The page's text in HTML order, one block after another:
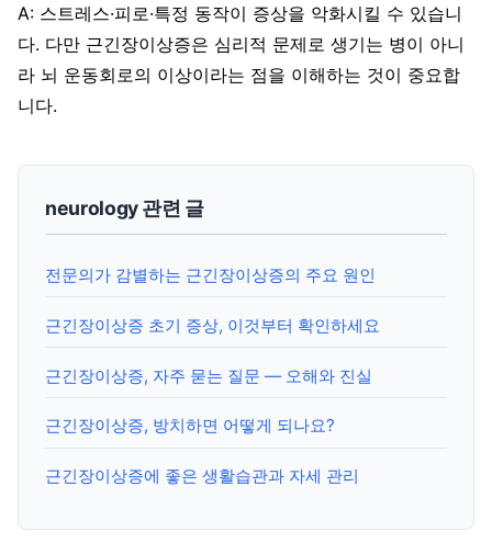
A: 스트레스·피로·특정 동작이 증상을 악화시킬 수 있습니
다. 다만 근긴장이상증은 심리적 문제로 생기는 병이 아니
라 뇌 운동회로의 이상이라는 점을 이해하는 것이 중요합
니다.
neurology 관련 글
전문의가 감별하는 근긴장이상증의 주요 원인
근긴장이상증 초기 증상, 이것부터 확인하세요
근긴장이상증, 자주 묻는 질문 — 오해와 진실
근긴장이상증, 방치하면 어떻게 되나요?
근긴장이상증에 좋은 생활습관과 자세 관리